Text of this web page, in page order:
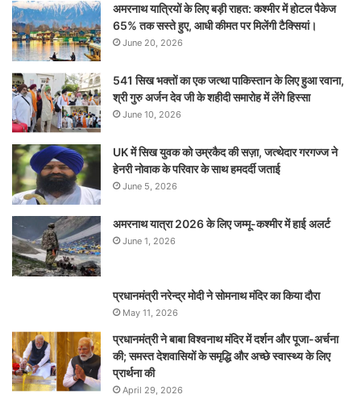
अमरनाथ यात्रियों के लिए बड़ी राहत: कश्मीर में होटल पैकेज
65% तक सस्ते हुए, आधी कीमत पर मिलेंगी टैक्सियां।
June 20, 2026
541 सिख भक्तों का एक जत्था पाकिस्तान के लिए हुआ रवाना,
श्री गुरु अर्जन देव जी के शहीदी समारोह में लेंगे हिस्सा
June 10, 2026
UK में सिख युवक को उम्रकैद की सज़ा, जत्थेदार गरगज्ज ने
हेनरी नोवाक के परिवार के साथ हमदर्दी जताई
June 5, 2026
अमरनाथ यात्रा 2026 के लिए जम्मू-कश्मीर में हाई अलर्ट
June 1, 2026
प्रधानमंत्री नरेन्‍द्र मोदी ने सोमनाथ मंदिर का किया दौरा
May 11, 2026
प्रधानमंत्री ने बाबा विश्वनाथ मंदिर में दर्शन और पूजा-अर्चना
की; समस्‍त देशवासियों के समृद्धि और अच्छे स्वास्थ्य के लिए
प्रार्थना की
April 29, 2026